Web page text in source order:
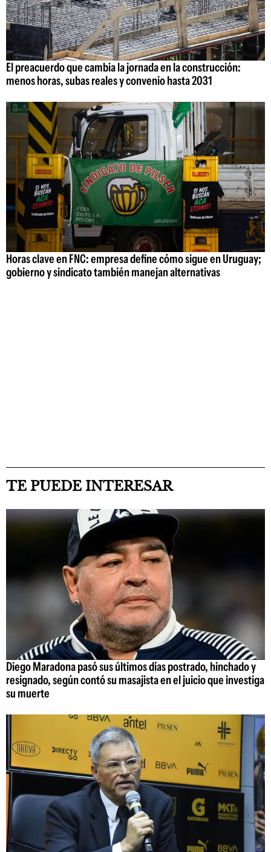
El preacuerdo que cambia la jornada en la construcción:
menos horas, subas reales y convenio hasta 2031
Horas clave en FNC: empresa define cómo sigue en Uruguay;
gobierno y sindicato también manejan alternativas
TE PUEDE INTERESAR
Diego Maradona pasó sus últimos días postrado, hinchado y
resignado, según contó su masajista en el juicio que investiga
su muerte